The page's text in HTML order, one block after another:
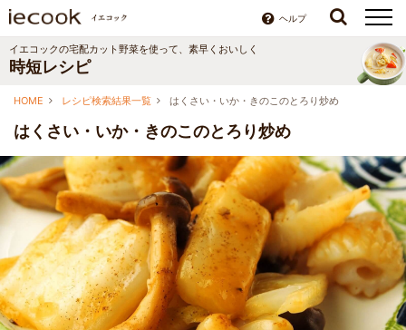
ヘルプ
イエコックの宅配カット野菜を使って、素早くおいしく
時短レシピ
HOME レシピ検索結果一覧 はくさい・いか・きのこのとろり炒め
はくさい・いか・きのこのとろり炒め